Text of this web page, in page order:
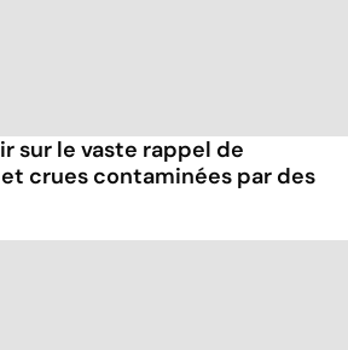
sur le vaste rappel de
crues contaminées par des